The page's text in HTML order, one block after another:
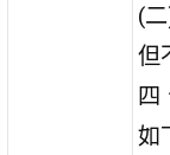
(
但
四
如